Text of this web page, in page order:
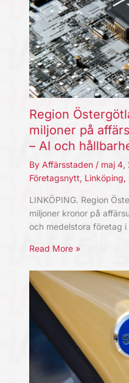
Region
miljoner på
– AI och
By Affärsstaden / maj 4,
Företagsnytt, Linköping,
LINKÖPING. Region
miljoner kronor på
och medelstora företag
Read More »